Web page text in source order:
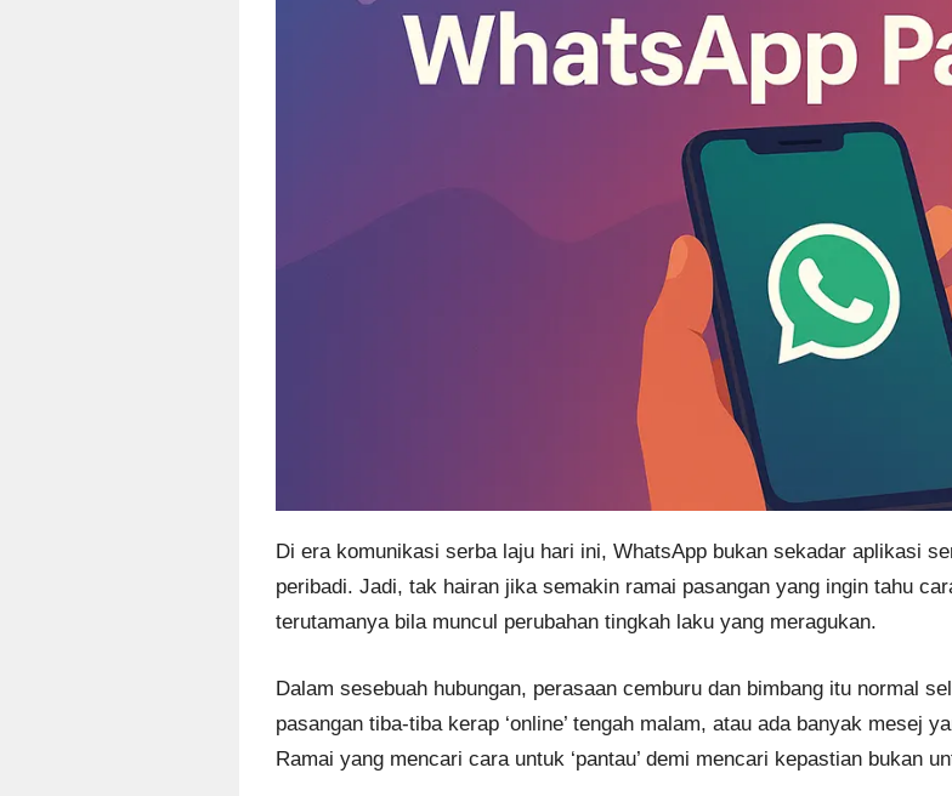
Di era komunikasi serba laju hari ini, WhatsApp bukan sekadar aplikasi
peribadi. Jadi, tak hairan jika semakin ramai pasangan yang ingin tahu
terutamanya bila muncul perubahan tingkah laku yang meragukan.
Dalam sesebuah hubungan, perasaan cemburu dan bimbang itu normal
pasangan tiba-tiba kerap ‘online’ tengah malam, atau ada banyak mesej
Ramai yang mencari cara untuk ‘pantau’ demi mencari kepastian bukan